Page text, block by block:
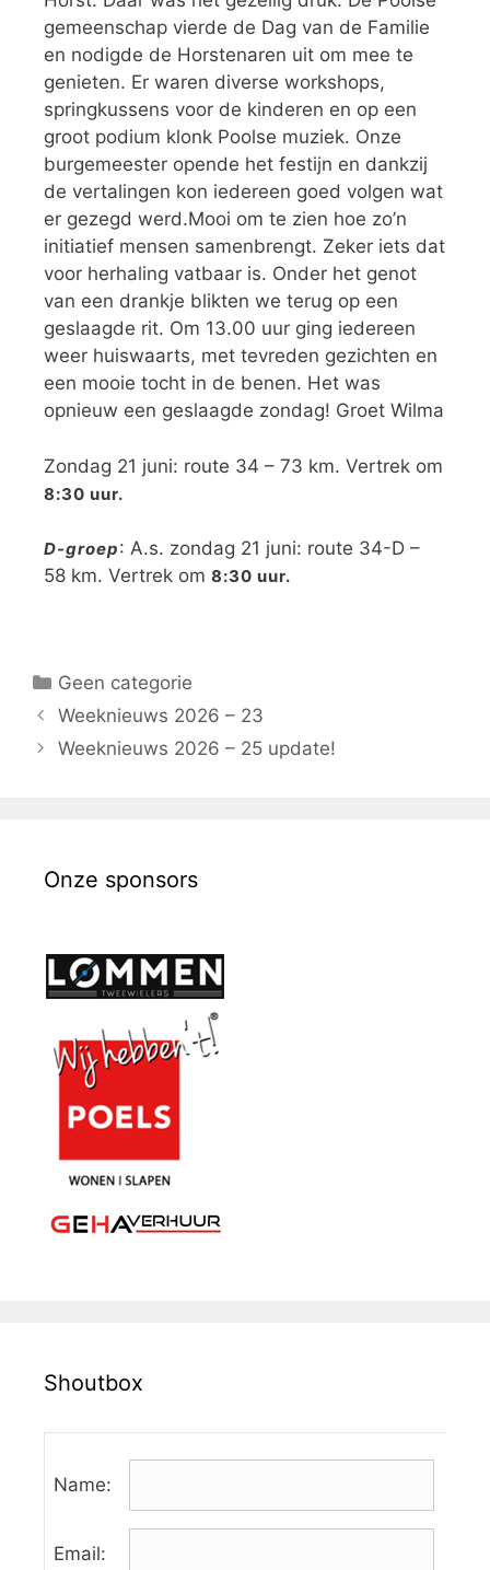
gemeenschap vierde de Dag van de Familie
en nodigde de Horstenaren uit om mee te
genieten. Er waren diverse workshops,
springkussens voor de kinderen en op een
groot podium klonk Poolse muziek. Onze
burgemeester opende het festijn en dankzij
de vertalingen kon iedereen goed volgen wat
er gezegd werd.Mooi om te zien hoe zo’n
initiatief mensen samenbrengt. Zeker iets dat
voor herhaling vatbaar is. Onder het genot
van een drankje blikten we terug op een
geslaagde rit. Om 13.00 uur ging iedereen
weer huiswaarts, met tevreden gezichten en
een mooie tocht in de benen. Het was
opnieuw een geslaagde zondag! Groet Wilma
Zondag 21 juni: route 34 – 73 km. Vertrek om
8:30 uur.
D-groep: A.s. zondag 21 juni: route 34-D –
58 km. Vertrek om 8:30 uur.
Geen categorie
Weeknieuws 2026 – 23
Weeknieuws 2026 – 25 update!
Onze sponsors
Shoutbox
Name:
Email: